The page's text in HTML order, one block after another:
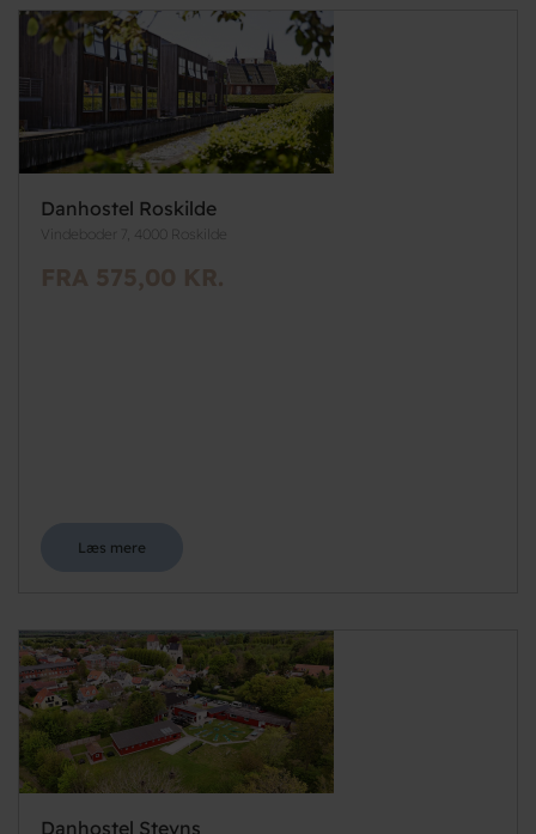
Danhostel Roskilde
Vindeboder 7, 4000 Roskilde
FRA 575,00 KR.
Læs mere
Danhostel Stevns